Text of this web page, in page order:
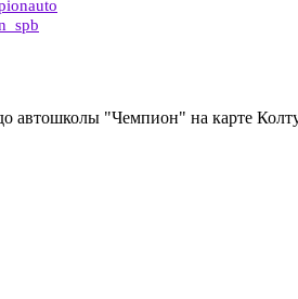
автошколы "Чемпион" на карте